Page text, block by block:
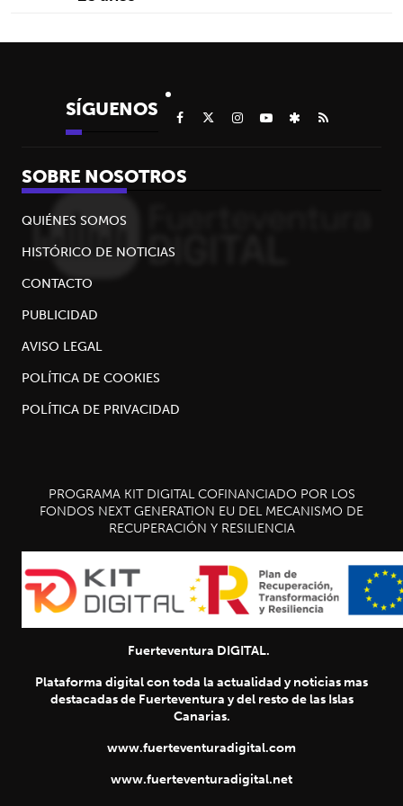
SÍGUENOS
SOBRE NOSOTROS
QUIÉNES SOMOS
HISTÓRICO DE NOTICIAS
CONTACTO
PUBLICIDAD
AVISO LEGAL
POLÍTICA DE COOKIES
POLÍTICA DE PRIVACIDAD
PROGRAMA KIT DIGITAL COFINANCIADO POR LOS
FONDOS NEXT GENERATION EU DEL MECANISMO DE
RECUPERACIÓN Y RESILIENCIA
Fuerteventura DIGITAL.
Plataforma digital con toda la actualidad y noticias mas
destacadas de Fuerteventura y del resto de las Islas
Canarias.
www.fuerteventuradigital.com
www.fuerteventuradigital.net